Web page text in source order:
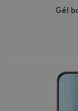
Gél